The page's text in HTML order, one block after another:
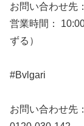
お問い合わせ先
営業時間：
ずる）
#Bvlgari
お問い合わせ先